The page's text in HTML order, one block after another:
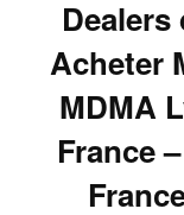
Dealers
Acheter
MDMA
France